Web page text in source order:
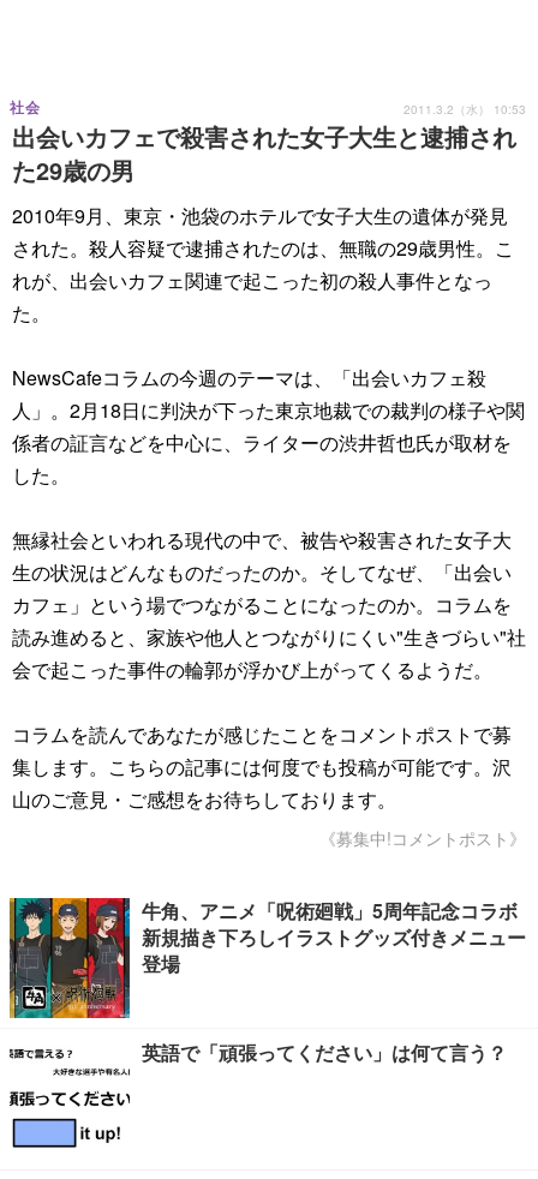
出会いカフェで殺害された女子大生と逮捕され
た29歳の男
社会 2011.3.2（水） 10:53
2010年9月、東京・池袋のホテルで女子大生の遺体が発見
された。殺人容疑で逮捕されたのは、無職の29歳男性。こ
れが、出会いカフェ関連で起こった初の殺人事件となっ
た。
NewsCafeコラムの今週のテーマは、「出会いカフェ殺
人」。2月18日に判決が下った東京地裁での裁判の様子や関
係者の証言などを中心に、ライターの渋井哲也氏が取材を
した。
無縁社会といわれる現代の中で、被告や殺害された女子大
生の状況はどんなものだったのか。そしてなぜ、「出会い
カフェ」という場でつながることになったのか。コラムを
読み進めると、家族や他人とつながりにくい"生きづらい"社
会で起こった事件の輪郭が浮かび上がってくるようだ。
コラムを読んであなたが感じたことをコメントポストで募
集します。こちらの記事には何度でも投稿が可能です。沢
山のご意見・ご感想をお待ちしております。
《募集中!コメントポスト》
牛角、アニメ「呪術廻戦」5周年記念コラボ
新規描き下ろしイラストグッズ付きメニュー
登場
英語で「頑張ってください」は何て言う？